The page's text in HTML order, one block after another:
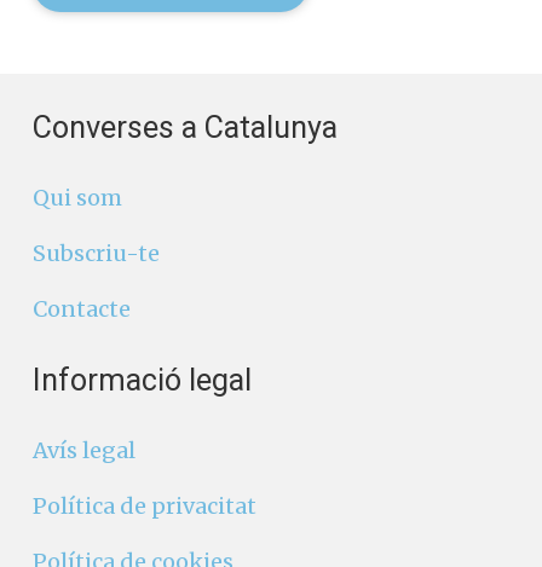
Converses a Catalunya
Qui som
Subscriu-te
Contacte
Informació legal
Avís legal
Política de privacitat
Política de cookies